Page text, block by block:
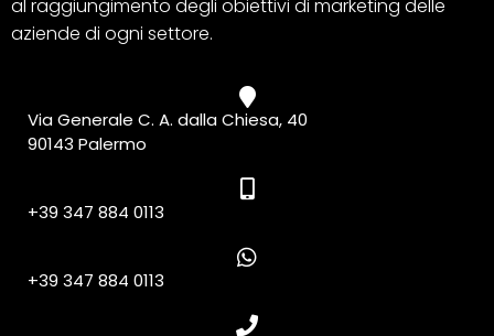
al raggiungimento degli obiettivi di marketing delle
aziende di ogni settore.
Via Generale C. A. dalla Chiesa, 40
90143 Palermo
+39 347 884 0113
+39 347 884 0113